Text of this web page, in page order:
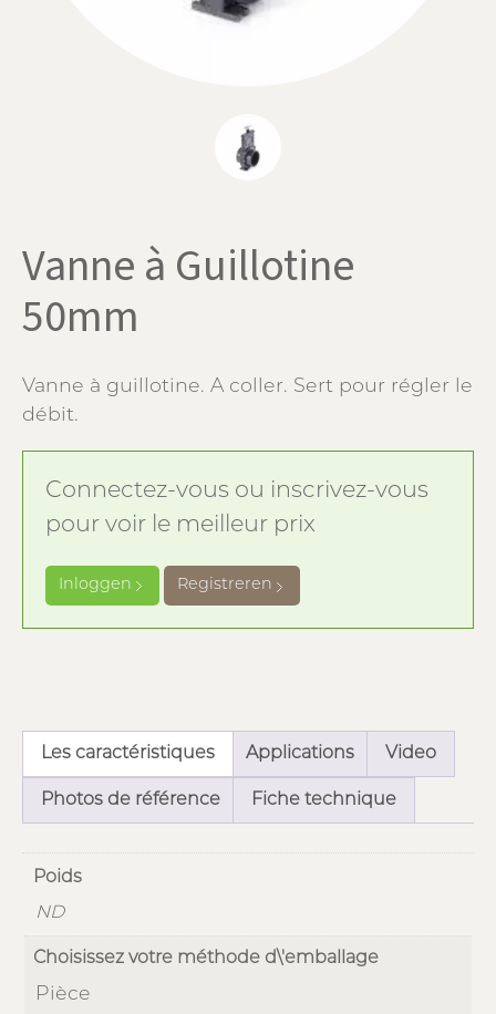
Vanne à Guillotine
50mm
Vanne à guillotine. A coller. Sert pour régler le
débit.
Connectez-vous ou inscrivez-vous
pour voir le meilleur prix
Inloggen Registreren
Les caractéristiques Applications Video
Photos de référence Fiche technique
Poids
ND
Choisissez votre méthode d\'emballage
Pièce